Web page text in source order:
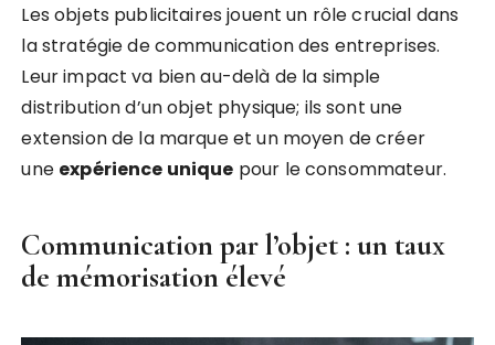
Les objets publicitaires jouent un rôle crucial dans
la stratégie de communication des entreprises.
Leur impact va bien au-delà de la simple
distribution d’un objet physique; ils sont une
extension de la marque et un moyen de créer
une expérience unique pour le consommateur.
Communication par l’objet : un taux
de mémorisation élevé